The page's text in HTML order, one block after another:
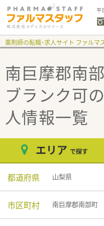
平
薬剤師の転職・求人サイト ファルマ
南巨摩郡南部
ブランク可
人情報一覧
エリア で探す
都道府県 山梨県
市区町村 南巨摩郡南部町